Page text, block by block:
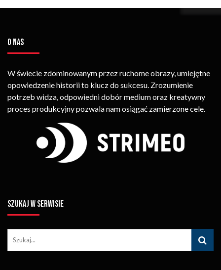
O NAS
W świecie zdominowanym przez ruchome obrazy, umiejętne
opowiedzenie historii to klucz do sukcesu. Zrozumienie
potrzeb widza, odpowiedni dobór medium oraz kreatywny
proces produkcyjny pozwala nam osiągać zamierzone cele.
SZUKAJ W SERWISIE